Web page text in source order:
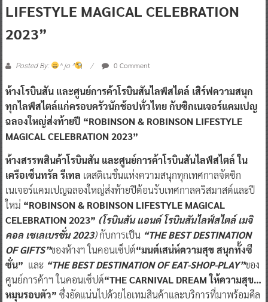
LIFESTYLE MAGICAL CELEBRATION
2023”
Posted By: ^ jo ^ 0 Comment
ห้างโรบินสัน และศูนย์การค้าโรบินสันไลฟ์สไตล์ เสิร์ฟความสนุก
ทุกไลฟ์สไตล์แก่ครอบครัวนักช้อปทั่วไทยกับซิกเนเจอร์แคมเปญ
ฉลองใหญ่ส่งท้ายปี “ROBINSON & ROBINSON LIFESTYLE
MAGICAL CELEBRATION 2023”
ห้างสรรพสินค้าโรบินสัน และศูนย์การค้าโรบินสันไลฟ์สไตล์ ใน
เครือเซ็นทรัล รีเทล เดสติเนชั่นแห่งความสนุกทุกเทศกาลจัดซิก
เนเจอร์แคมเปญฉลองใหญ่ส่งท้ายปีต้อนรับเทศกาลคริสมาสต์และปี
ใหม่ “ROBINSON & ROBINSON LIFESTYLE MAGICAL
CELEBRATION 2023” (โรบินสัน แอนด์ โรบินสันไลฟ์สไตล์ เมจิ
คอล เซเลเบรชั่น 2023)กับการเป็น “THE BEST DESTINATION
OF GIFTS”ของห้างฯ ในคอนเซ็ปต์“มนต์เสน่ห์ความสุข สนุกทั้งซี
ซั่น” และ “THE BEST DESTINATION OF EAT-SHOP-PLAY”ของ
ศูนย์การค้าฯ ในคอนเซ็ปต์“THE CARNIVAL DREAM ให้ความสุข…
หมุนรอบตัว” ซึ่งอัดแน่นไปด้วยไอเทมสินค้าและบริการที่มาพร้อมดีล